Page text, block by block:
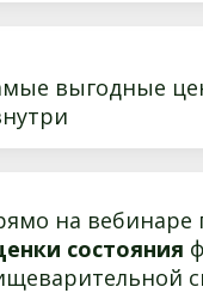
выгодные
на вебинаре
состояния